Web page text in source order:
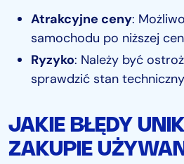
Atrakcyjne ceny:
samochodu po niższej
Ryzyko: Należy być
sprawdzić stan
JAKIE BŁĘDY
ZAKUPIE